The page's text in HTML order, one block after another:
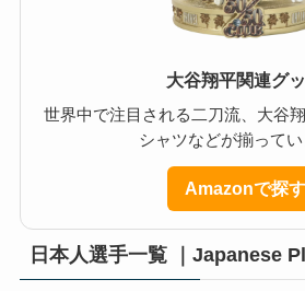
大谷翔平関連グ
世界中で注目される二刀流、大谷
シャツなどが揃ってい
Amazonで探す
日本人選手一覧 ｜Japanese